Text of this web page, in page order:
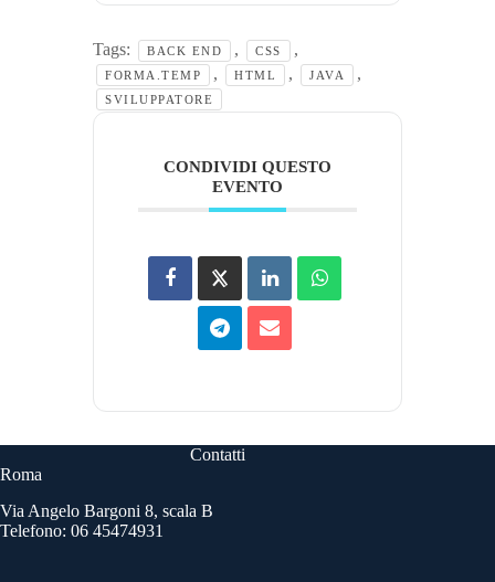
Tags: BACK END , CSS ,
FORMA.TEMP , HTML , JAVA ,
SVILUPPATORE
CONDIVIDI QUESTO
EVENTO
Contatti
Roma
Via Angelo Bargoni 8, scala B
Telefono: 06 45474931